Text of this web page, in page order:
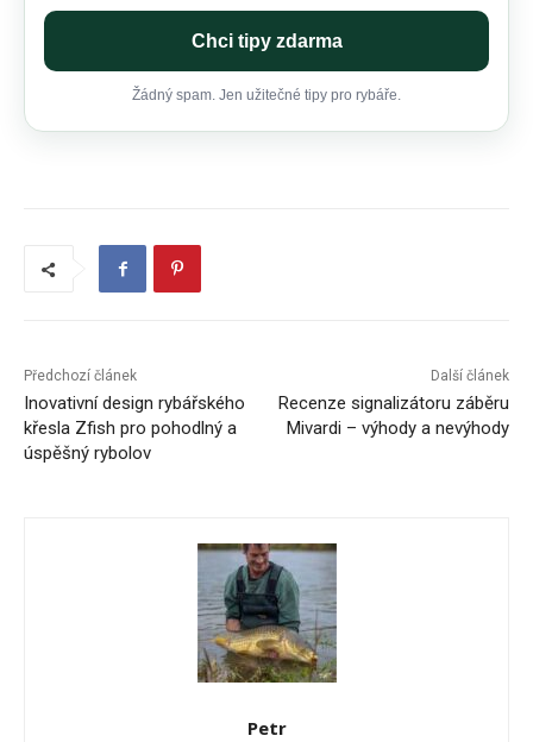
Chci tipy zdarma
Žádný spam. Jen užitečné tipy pro rybáře.
Předchozí článek
Inovativní design rybářského
křesla Zfish pro pohodlný a
úspěšný rybolov
Další článek
Recenze signalizátoru záběru
Mivardi – výhody a nevýhody
Petr